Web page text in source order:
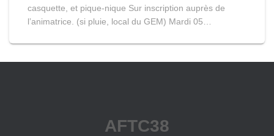
casquette, et pique-nique Sur inscription auprès de
l’animatrice. (si pluie, local du GEM) Mardi 05…
AFTC38